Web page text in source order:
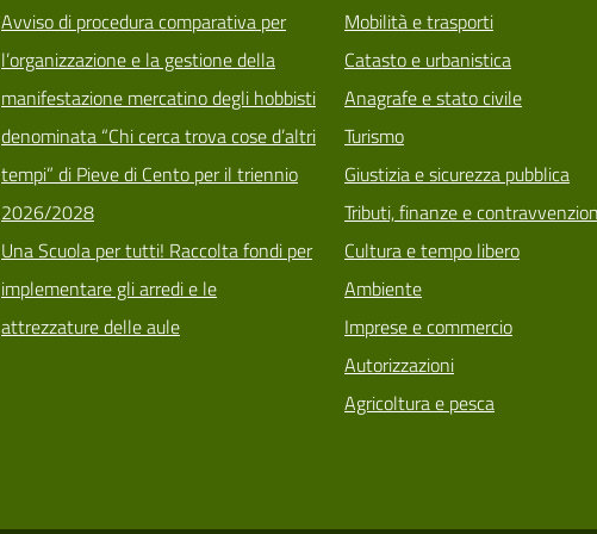
Avviso di procedura comparativa per
l’organizzazione e la gestione della
manifestazione mercatino degli hobbisti
denominata “Chi cerca trova cose d’altri
tempi” di Pieve di Cento per il triennio
2026/2028
Una Scuola per tutti! Raccolta fondi per
implementare gli arredi e le
attrezzature delle aule
Mobilità e trasporti
Catasto e urbanistica
Anagrafe e stato civile
Turismo
Giustizia e sicurezza pubblica
Tributi, finanze e
Cultura e tempo libero
Ambiente
Imprese e commercio
Autorizzazioni
Agricoltura e pesca